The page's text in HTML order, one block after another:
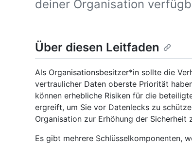
deiner Organisation
Über diesen Leitfaden
Als Organisationsbesitzer*in sollte die
vertraulicher Daten oberste Priorität
können erhebliche Risiken für die
ergreift, um Sie vor Datenlecks zu
Organisation zur Erhöhung der Sicherheit
Es gibt mehrere Schlüsselkomponenten,